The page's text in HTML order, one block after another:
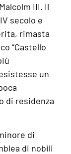
III. Il
secolo e
rimasta
“Castello
un
di residenza
di
di nobili